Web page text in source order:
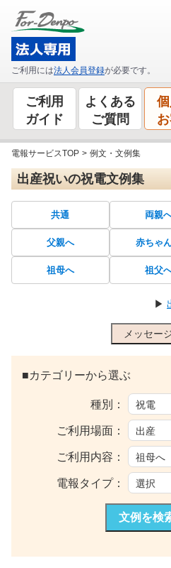
ご利用には法人会員登録が必要です。
ご利用
ガイド
よくある
ご質問
電報サービスTOP > 例文・文例集
出産祝いの祝電文例集
共通 両親
父親へ 赤ちゃ
祖母へ 祖父
▶
メッセー
■カテゴリーから選ぶ
種別：
ご利用場面：
ご利用内容：
電報タイプ：
文例を検